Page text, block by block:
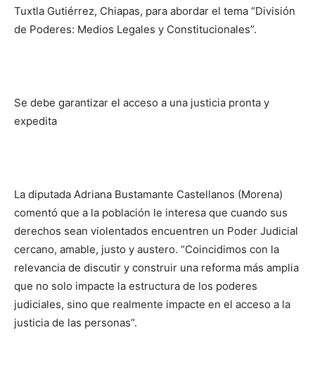
Tuxtla Gutiérrez, Chiapas, para abordar el tema “División
de Poderes: Medios Legales y Constitucionales”.
Se debe garantizar el acceso a una justicia pronta y
expedita
La diputada Adriana Bustamante Castellanos (Morena)
comentó que a la población le interesa que cuando sus
derechos sean violentados encuentren un Poder Judicial
cercano, amable, justo y austero. “Coincidimos con la
relevancia de discutir y construir una reforma más amplia
que no solo impacte la estructura de los poderes
judiciales, sino que realmente impacte en el acceso a la
justicia de las personas”.